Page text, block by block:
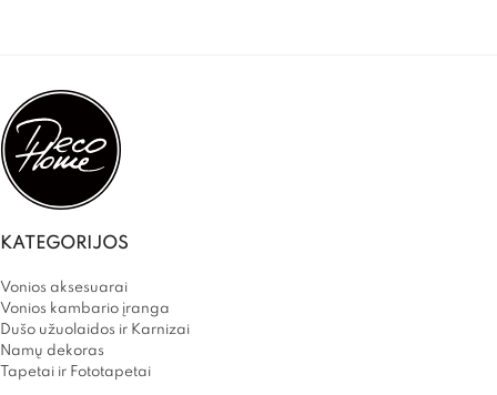
KATEGORIJOS
Vonios aksesuarai
Vonios kambario įranga
Dušo užuolaidos ir Karnizai
Namų dekoras
Tapetai ir Fototapetai